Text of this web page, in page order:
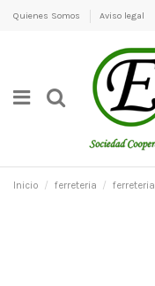
Quienes Somos Aviso legal
Inicio ferreteria ferreteria